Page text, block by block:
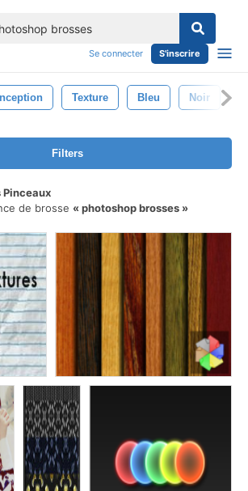
Se connecter S'inscrire
Texture Bleu Noir
Filters
Pinceaux
de brosse
photoshop brosses